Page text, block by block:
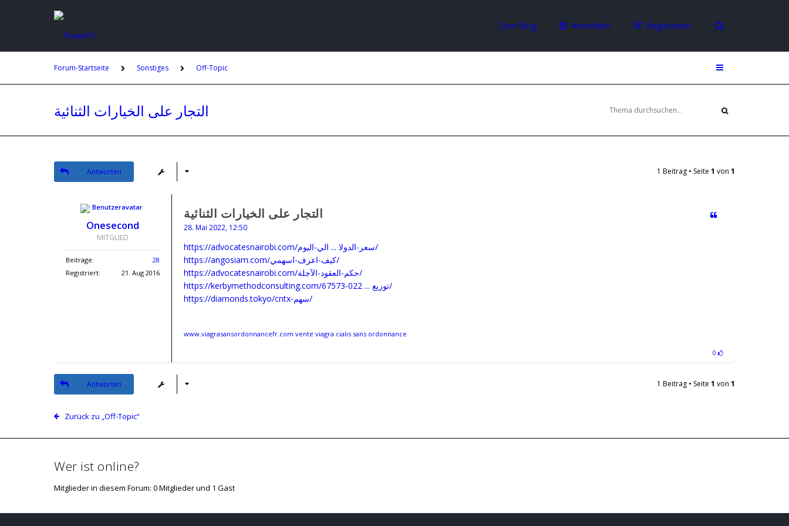
Zum Blog Anmelden Registrieren
Forum-Startseite Sonstiges Off-Topic
التجار على الخيارات الثنائية
Antworten 1 Beitrag • Seite 1 von 1
Onesecond
MITGLIED
Beiträge:
28
Registriert:
21. Aug 2016
التجار على الخيارات الثنائية
28. Mai 2022, 12:50
https://advocatesnairobi.com/سعر-الدولا ... الي-اليوم/
https://angosiam.com/كيف-اعرف-اسهمي/
https://advocatesnairobi.com/حكم-العقود-الآجلة/
https://kerbymethodconsulting.com/توزيع ... 022-67573/
https://diamonds.tokyo/cntx-سهم/
www.viagrasansordonnancefr.com vente viagra cialis sans ordonnance
0
Antworten 1 Beitrag • Seite 1 von 1
Zurück zu „Off-Topic“
Wer ist online?
Mitglieder in diesem Forum: 0 Mitglieder und 1 Gast